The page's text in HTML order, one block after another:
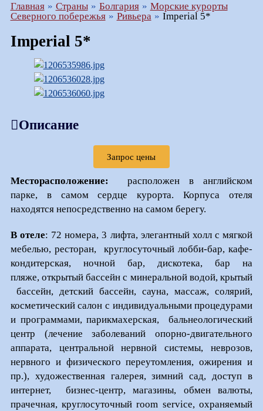
Главная Страны Болгария
Морские курорты
Северного побережья
Ривьера Imperial 5*
Imperial 5*
Описание
Запрос цены
Месторасположение: расположен в английском
парке, в самом сердце курорта. Корпуса отеля
находятся непосредственно на самом берегу.
В отеле: 72 номера, 3 лифта, элегантный холл с мягкой
мебелью, ресторан, круглосуточный лобби-бар, кафе-
кондитерская, ночной бар, дискотека, бар на
пляже, открытый бассейн с минеральной водой, крытый
бассейн, детский бассейн, сауна, массаж, солярий,
косметический салон с индивидуальными процедурами
и программами, парикмахерская, бальнеологический
центр (лечение заболеваний опорно-двигательного
аппарата, центральной нервной системы, неврозов,
нервного и физического переутомления, ожирения и
пр.), художественная галерея, зимний сад, доступ в
интернет, бизнес-центр, магазины, обмен валюты,
прачечная, круглосуточный room service, охраняемый